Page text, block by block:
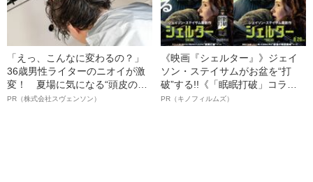
「えっ、こんなに変わるの？」
36歳男性ライターのニオイが激
変！ 夏場に気になる“頭皮のニ
オイ”や“ベタつき”を解消す
PR（株式会社スヴェンソン）
《映画『シェルター』》ジェイ
ソン・ステイサムがお盆を“打
破”する!!《「眠眠打破」コラ
ボ》
PR（キノフィルムズ）